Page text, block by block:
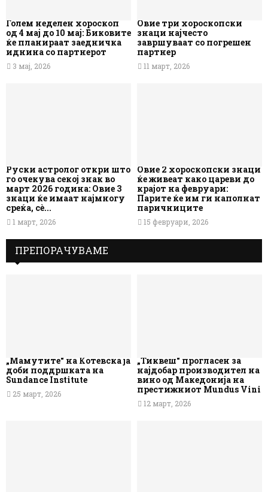
Голем неделен хороскоп
од 4 мај до 10 мај: Биковите
ќе планираат заедничка
иднина со партнерот
3 мај, 2026
Овие три хороскопски
знаци најчесто
завршуваат со погрешен
партнер
11 март, 2026
Руски астролог откри што
го очекува секој знак во
март 2026 година: Овие 3
знаци ќе имаат најмногу
среќа, сè...
1 март, 2026
Овие 2 хороскопски знаци
ќе живеат како цареви до
крајот на февруари:
Парите ќе им ги наполнат
паричниците
15 февруари, 2026
ПРЕПОРАЧУВАМЕ
„Мамутите“ на Котевска ја
доби поддршката на
Sundance Institute
25 март, 2026
„Тиквеш“ прогласен за
најдобар производител на
вино од Македонија на
престижниот Mundus Vini
12 март, 2026